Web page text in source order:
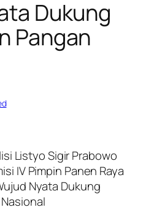
Dukung
Pangan
Listyo Sigir Prabowo
IV Pimpin Panen Raya
Nyata Dukung